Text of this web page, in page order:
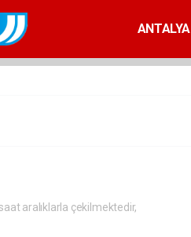
ANTALYA
aralıklarla çekilmektedir,